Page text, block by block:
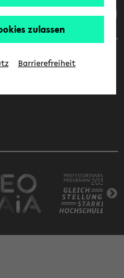
zulassen
Barrierefreiheit